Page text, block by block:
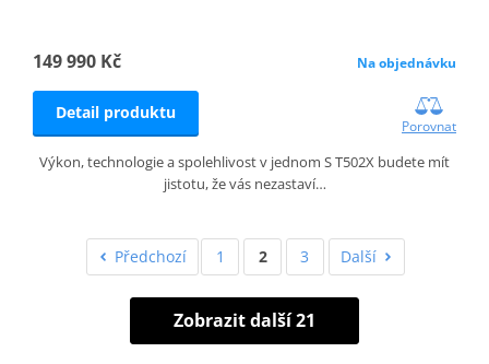
149 990 Kč Na objednávku
Detail produktu
Porovnat
Výkon, technologie a spolehlivost v jednom S T502X budete mít
jistotu, že vás nezastaví…
Předchozí 1 2 3 Další
Zobrazit další 21